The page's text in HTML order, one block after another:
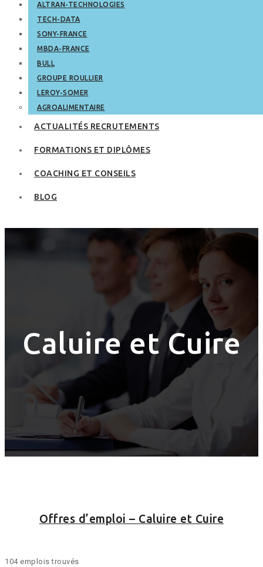
ALTRAN-TECHNOLOGIES
TECH-DATA
SONY-FRANCE
MBDA-FRANCE
BULL
GROUPE ROULLIER
LEROY-SOMER
AGROALIMENTAIRE
ACTUALITÉS RECRUTEMENTS
FORMATIONS ET DIPLÔMES
COACHING ET CONSEILS
BLOG
Caluire et Cuire
Offres d’emploi – Caluire et Cuire
104 emplois trouvés